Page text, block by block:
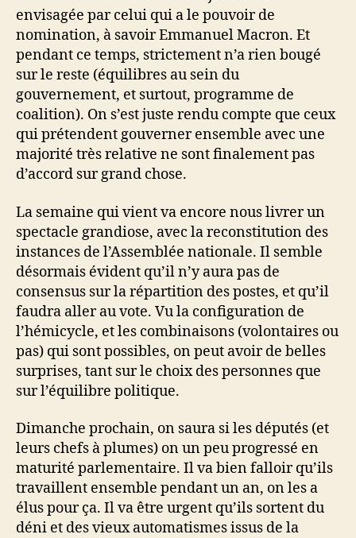
envisagée par celui qui a le pouvoir de
nomination, à savoir Emmanuel Macron. Et
pendant ce temps, strictement n’a rien bougé
sur le reste (équilibres au sein du
gouvernement, et surtout, programme de
coalition). On s’est juste rendu compte que ceux
qui prétendent gouverner ensemble avec une
majorité très relative ne sont finalement pas
d’accord sur grand chose.
La semaine qui vient va encore nous livrer un
spectacle grandiose, avec la reconstitution des
instances de l’Assemblée nationale. Il semble
désormais évident qu’il n’y aura pas de
consensus sur la répartition des postes, et qu’il
faudra aller au vote. Vu la configuration de
l’hémicycle, et les combinaisons (volontaires ou
pas) qui sont possibles, on peut avoir de belles
surprises, tant sur le choix des personnes que
sur l’équilibre politique.
Dimanche prochain, on saura si les députés (et
leurs chefs à plumes) on un peu progressé en
maturité parlementaire. Il va bien falloir qu’ils
travaillent ensemble pendant un an, on les a
élus pour ça. Il va être urgent qu’ils sortent du
déni et des vieux automatismes issus de la